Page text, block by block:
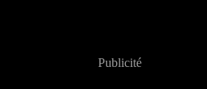
Publicité